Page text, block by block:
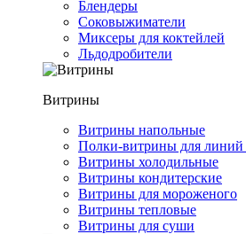
Блендеры
Соковыжиматели
Миксеры для коктейлей
Льдодробители
Витрины
Витрины напольные
Полки-витрины для линий
Витрины холодильные
Витрины кондитерские
Витрины для мороженого
Витрины тепловые
Витрины для суши